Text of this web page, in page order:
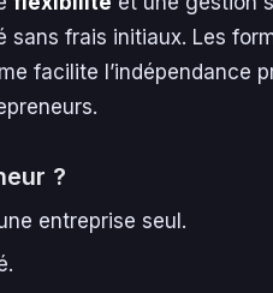
frais initiaux. Les
facilite l’indépendance
?
entreprise seul.